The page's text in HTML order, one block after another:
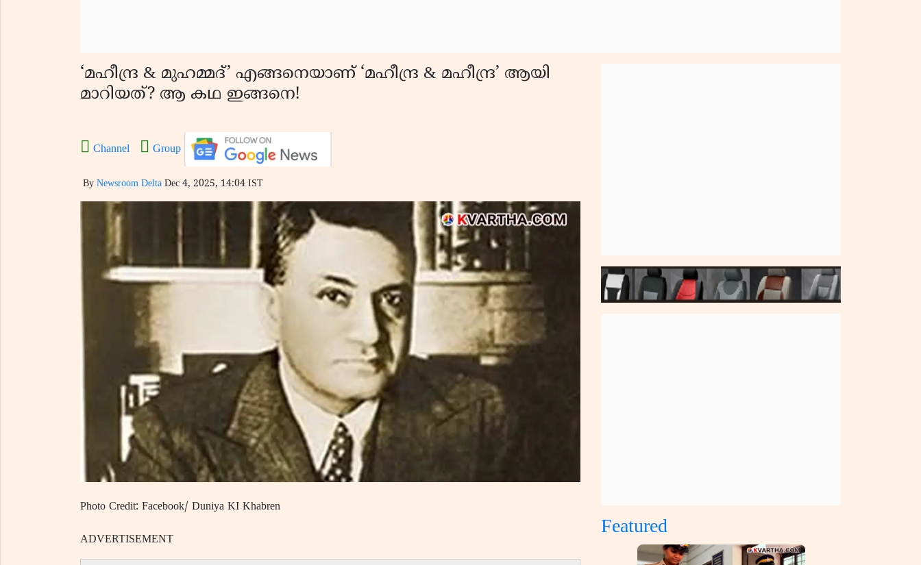
‘മഹീന്ദ്ര & മുഹമ്മദ്‌’ എങ്ങനെയാണ് ‘മഹീന്ദ്ര & മഹീന്ദ്ര’ ആയി
മാറിയത്? ആ കഥ ഇങ്ങനെ!
Channel Group
By Newsroom Delta Dec 4, 2025, 14:04 IST
Photo Credit: Facebook/ Duniya KI Khabren
ADVERTISEMENT
Featured